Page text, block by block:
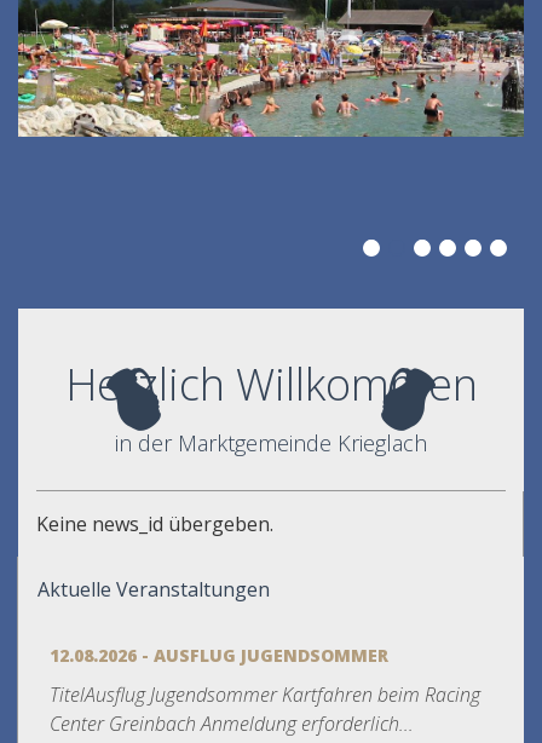
Herzlich Willkommen
in der Marktgemeinde Krieglach
Keine news_id übergeben.
Aktuelle Veranstaltungen
12.08.2026 - AUSFLUG JUGENDSOMMER
TitelAusflug Jugendsommer Kartfahren beim Racing
Center Greinbach Anmeldung erforderlich...